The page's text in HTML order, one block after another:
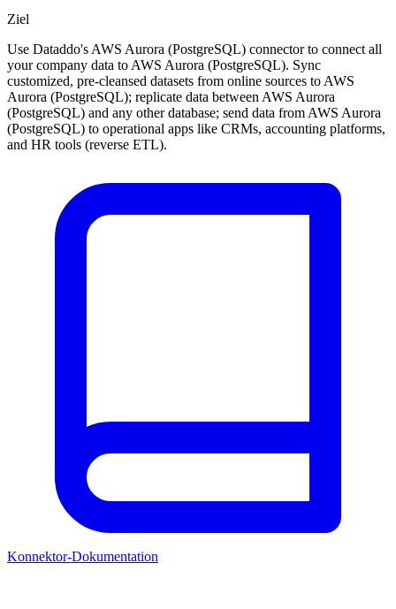
Ziel
Use Dataddo's AWS Aurora (PostgreSQL) connector to connect all
your company data to AWS Aurora (PostgreSQL). Sync
customized, pre-cleansed datasets from online sources to AWS
Aurora (PostgreSQL); replicate data between AWS Aurora
(PostgreSQL) and any other database; send data from AWS Aurora
(PostgreSQL) to operational apps like CRMs, accounting platforms,
and HR tools (reverse ETL).
Konnektor-Dokumentation